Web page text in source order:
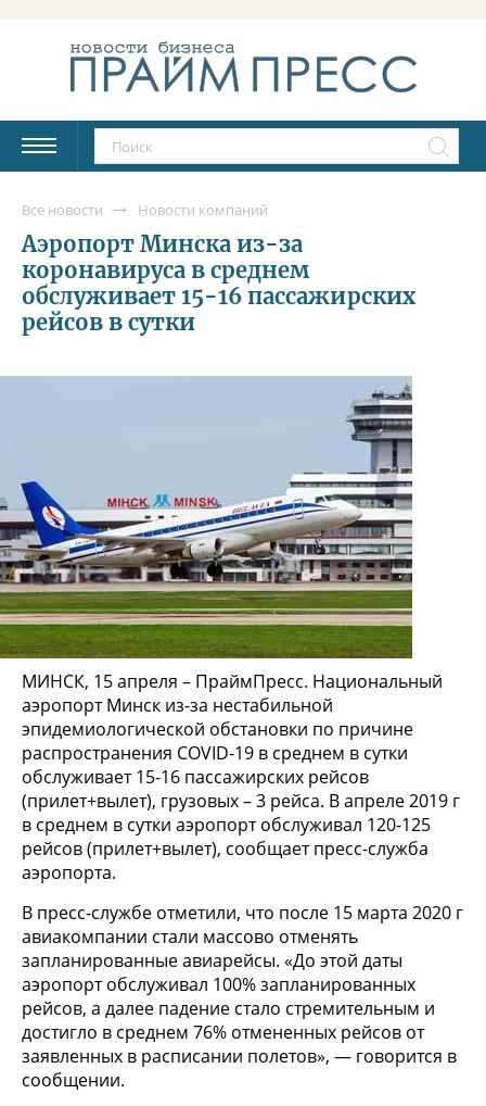
Все новости Новости компаний
Аэропорт Минска из-за
коронавируса в среднем
обслуживает 15-16 пассажирских
рейсов в сутки
МИНСК, 15 апреля – ПраймПресс. Национальный
аэропорт Минск из-за нестабильной
эпидемиологической обстановки по причине
распространения COVID-19 в среднем в сутки
обслуживает 15-16 пассажирских рейсов
(прилет+вылет), грузовых – 3 рейса. В апреле 2019 г
в среднем в сутки аэропорт обслуживал 120-125
рейсов (прилет+вылет), сообщает пресс-служба
аэропорта.
В пресс-службе отметили, что после 15 марта 2020 г
авиакомпании стали массово отменять
запланированные авиарейсы. «До этой даты
аэропорт обслуживал 100% запланированных
рейсов, а далее падение стало стремительным и
достигло в среднем 76% отмененных рейсов от
заявленных в расписании полетов», — говорится в
сообщении.